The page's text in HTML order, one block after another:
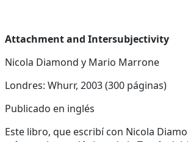
Attachment and Intersubjectivity
Nicola Diamond y Mario
Londres: Whurr, 2003 (300 páginas)
Publicado en inglés
Este libro, que escribí con Nicola